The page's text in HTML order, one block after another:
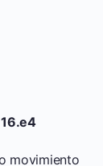
movimiento